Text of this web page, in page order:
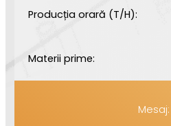
Producția orară (T/H):
Materii prime:
Mesaj: